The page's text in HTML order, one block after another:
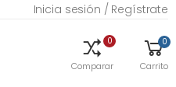
Inicia sesión / Regístrate
0
Comparar
0
Carrito